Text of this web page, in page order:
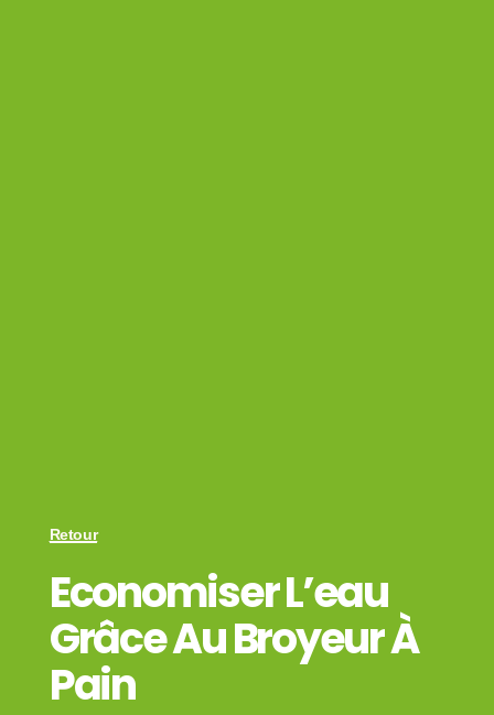
Retour
Economiser L’eau
Grâce Au Broyeur À
Pain